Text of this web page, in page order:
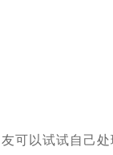
以试试自己处